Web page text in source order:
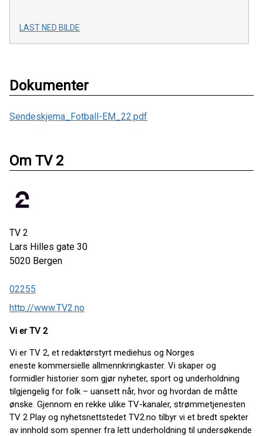
LAST NED BILDE
Dokumenter
Sendeskjema_Fotball-EM_22.pdf
Om TV 2
TV 2
Lars Hilles gate 30
5020 Bergen
02255
http://www.TV2.no
Vi er TV 2
Vi er TV 2, et redaktørstyrt mediehus og Norges
eneste kommersielle allmennkringkaster. Vi skaper og
formidler historier som gjør nyheter, sport og underholdning
tilgjengelig for folk – uansett når, hvor og hvordan de måtte
ønske. Gjennom en rekke ulike TV-kanaler, strømmetjenesten
TV 2 Play og nyhetsnettstedet TV2.no tilbyr vi et bredt spekter
av innhold som spenner fra lett underholdning til undersøkende